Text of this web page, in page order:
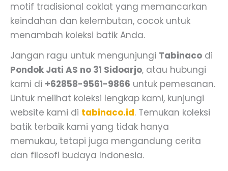
motif tradisional coklat yang memancarkan
keindahan dan kelembutan, cocok untuk
menambah koleksi batik Anda.
Jangan ragu untuk mengunjungi Tabinaco di
Pondok Jati AS no 31 Sidoarjo, atau hubungi
kami di +62858-9561-9866 untuk pemesanan.
Untuk melihat koleksi lengkap kami, kunjungi
website kami di tabinaco.id. Temukan koleksi
batik terbaik kami yang tidak hanya
memukau, tetapi juga mengandung cerita
dan filosofi budaya Indonesia.